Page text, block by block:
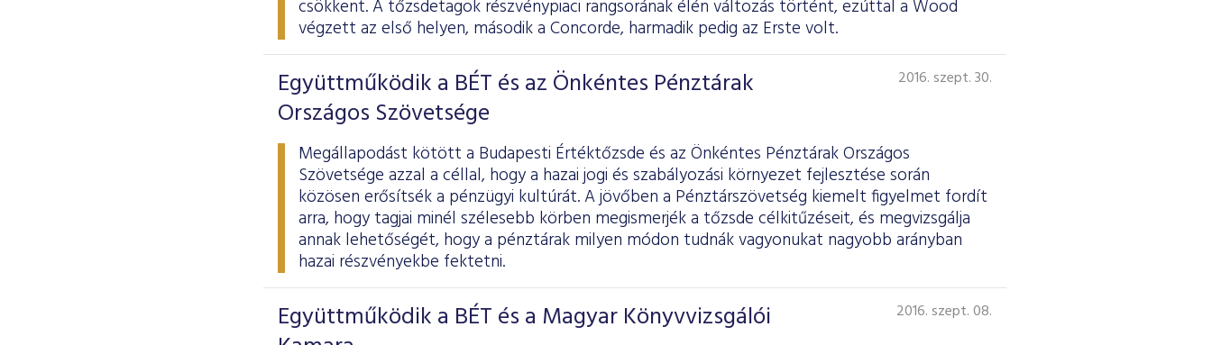
csökkent. A tőzsdetagok részvénypiaci rangsorának élén változás történt, ezúttal a Wood
végzett az első helyen, második a Concorde, harmadik pedig az Erste volt.
Együttműködik a BÉT és az Önkéntes Pénztárak
Országos Szövetsége
2016. szept. 30.
Megállapodást kötött a Budapesti Értéktőzsde és az Önkéntes Pénztárak Országos
Szövetsége azzal a céllal, hogy a hazai jogi és szabályozási környezet fejlesztése során
közösen erősítsék a pénzügyi kultúrát. A jövőben a Pénztárszövetség kiemelt figyelmet fordít
arra, hogy tagjai minél szélesebb körben megismerjék a tőzsde célkitűzéseit, és megvizsgálja
annak lehetőségét, hogy a pénztárak milyen módon tudnák vagyonukat nagyobb arányban
hazai részvényekbe fektetni.
Együttműködik a BÉT és a Magyar Könyvvizsgálói
2016. szept. 08.